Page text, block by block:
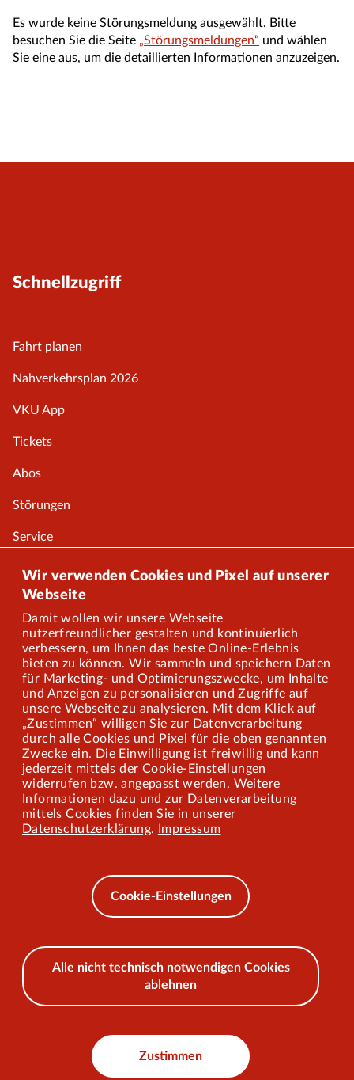
Es wurde keine Störungsmeldung ausgewählt. Bitte
besuchen Sie die Seite „Störungsmeldungen“ und wählen
Sie eine aus, um die detaillierten Informationen anzuzeigen.
Wir verwenden Cookies und Pixel auf unserer
Webseite
Damit wollen wir unsere Webseite
nutzerfreundlicher gestalten und kontinuierlich
verbessern, um Ihnen das beste Online-Erlebnis
bieten zu können. Wir sammeln und speichern Daten
für Marketing- und Optimierungszwecke, um Inhalte
und Anzeigen zu personalisieren und Zugriffe auf
unsere Webseite zu analysieren. Mit dem Klick auf
„Zustimmen“ willigen Sie zur Datenverarbeitung
durch alle Cookies und Pixel für die oben genannten
Zwecke ein. Die Einwilligung ist freiwillig und kann
jederzeit mittels der Cookie-Einstellungen
widerrufen bzw. angepasst werden. Weitere
Informationen dazu und zur Datenverarbeitung
mittels Cookies finden Sie in unserer
Datenschutzerklärung. Impressum
Cookie-Einstellungen
Alle nicht technisch notwendigen Cookies
ablehnen
Zustimmen
Schnellzugriff
Fahrt planen
Nahverkehrsplan 2026
VKU App
Tickets
Abos
Störungen
Service
Onlineshop
Über uns
Karriere
Presse
Mitarbeiterportal
Barrierefreiheit
Mobilität lernen